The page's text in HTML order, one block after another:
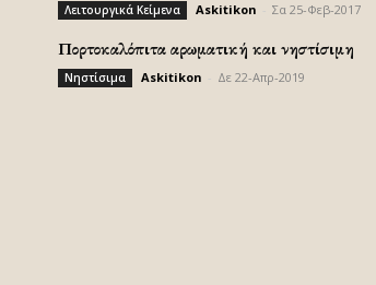
Λειτουργικά Κείμενα Askitikon Σα 25-Φεβ-2017
Πορτοκαλόπιτα αρωματική και νηστίσιμη
Νηστίσιμα Askitikon Δε 22-Απρ-2019